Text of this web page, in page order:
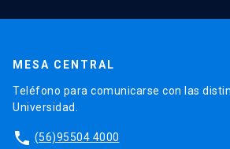
MESA CENTRAL
Teléfono para comunicarse con las
Universidad.
phone (56)95504 4000